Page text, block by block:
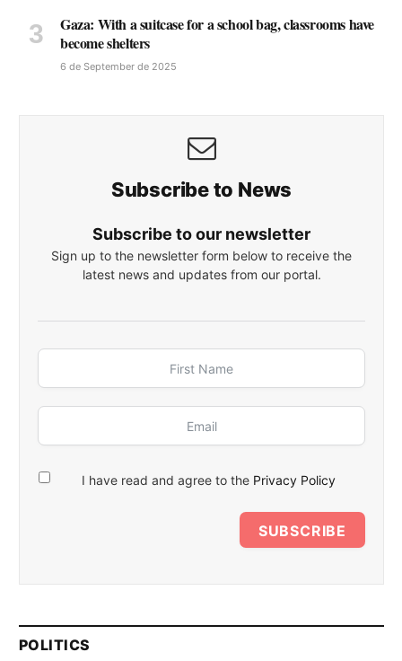
Gaza: With a suitcase for a school bag, classrooms have
become shelters
6 de September de 2025
Subscribe to News
Subscribe to our newsletter
Sign up to the newsletter form below to receive the
latest news and updates from our portal.
I have read and agree to the Privacy Policy
SUBSCRIBE
POLITICS